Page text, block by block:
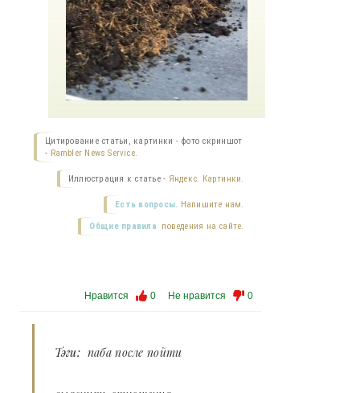
Цитирование статьи, картинки - фото скриншот
- Rambler News Service.
Иллюстрация к статье - Яндекс. Картинки.
Есть вопросы. Напишите нам.
Общие правила поведения на сайте.
Нравится 0 Не нравится 0
Тэги: паба после пойти